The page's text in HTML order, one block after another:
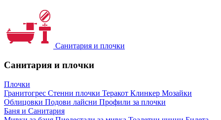
Санитария и плочки
Санитария и плочки
Плочки
Гранитогрес Стенни плочки Теракот Клинкер Мозайки
Облицовки Подови лайсни Профили за плочки
Баня и Санитария